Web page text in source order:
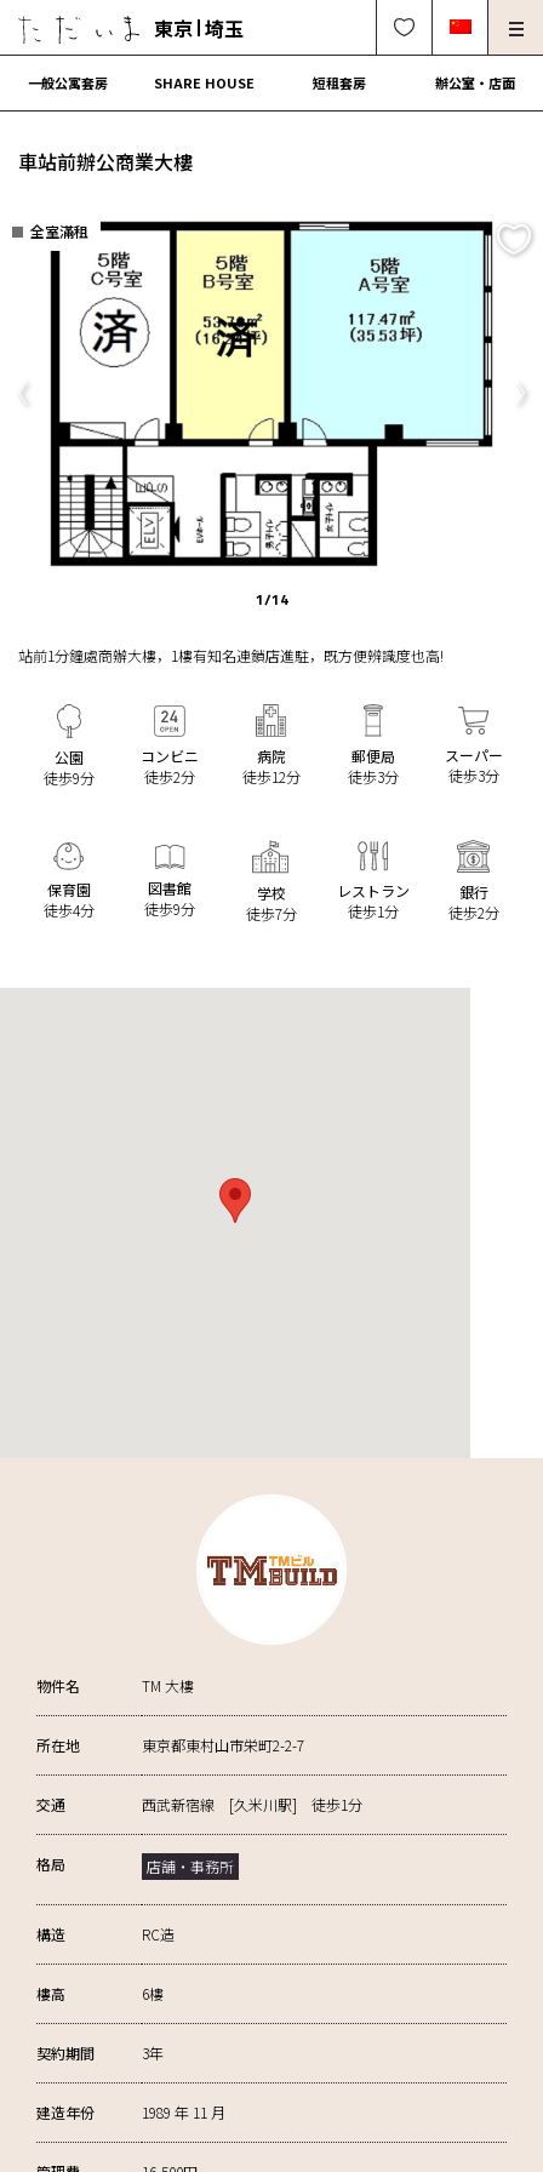
東京 埼玉
中文可 English OK 0120-249-900
房東、物件管理請進
簽約流程
一般公寓套房 SHARE HOUSE 短租套房 辦公室・店面
車站前辦公商業大樓
全室滿租
1/14
站前1分鐘處商辦大樓，1樓有知名連鎖店進駐，既方便辨識度也高!
公園
徒歩9分
コンビニ
徒歩2分
病院
徒歩12分
郵便局
徒歩3分
スーパー
徒歩3分
保育園
徒歩4分
図書館
徒歩9分
学校
徒歩7分
レストラン
徒歩1分
銀行
徒歩2分
物件名 TM 大樓
所在地 東京都東村山市栄町2-2-7
交通 西武新宿線 [久米川駅] 徒歩1分
格局 店舗・事務所
構造 RC造
樓高 6樓
契約期間 3年
建造年份 1989 年 11 月